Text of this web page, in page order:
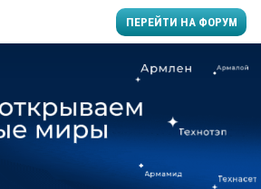
ПЕРЕЙТИ НА ФОРУМ
производство SPC
заводу пластмасс"